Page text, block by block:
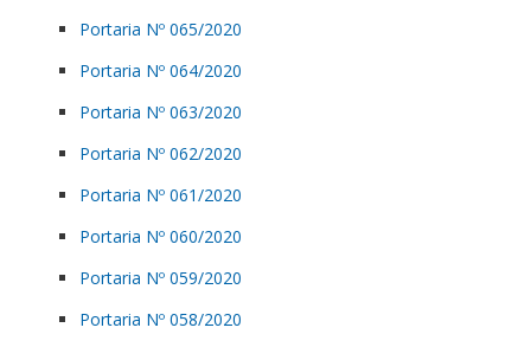
Portaria Nº 065/2020
Portaria Nº 064/2020
Portaria Nº 063/2020
Portaria Nº 062/2020
Portaria Nº 061/2020
Portaria Nº 060/2020
Portaria Nº 059/2020
Portaria Nº 058/2020